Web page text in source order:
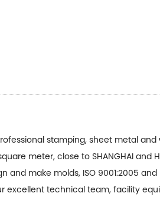
stamping, sheet metal
meter, close to SHANGHAI
make molds, ISO 9001:2005 and
excellent technical team, facility